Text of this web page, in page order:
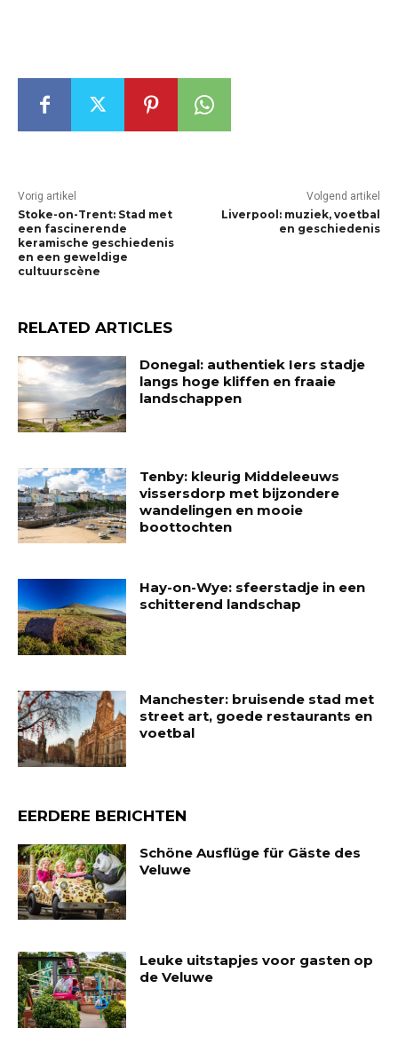
Vorig artikel
Stoke-on-Trent: Stad met
een fascinerende
keramische geschiedenis
en een geweldige
cultuurscène
Volgend artikel
Liverpool: muziek, voetbal
en geschiedenis
RELATED ARTICLES
Donegal: authentiek Iers stadje
langs hoge kliffen en fraaie
landschappen
Tenby: kleurig Middeleeuws
vissersdorp met bijzondere
wandelingen en mooie
boottochten
Hay-on-Wye: sfeerstadje in een
schitterend landschap
Manchester: bruisende stad met
street art, goede restaurants en
voetbal
EERDERE BERICHTEN
Schöne Ausflüge für Gäste des
Veluwe
Leuke uitstapjes voor gasten op
de Veluwe